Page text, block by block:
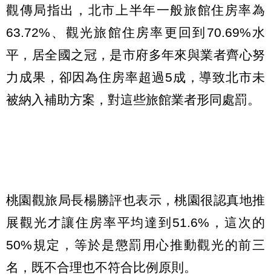
觀傳局指出，北市上半年一般旅館住房率為
63.72%、觀光旅館住房率更回到70.69%水
平，居全國之冠，是市府多年來與業者齊心努
力成果，卻因為住房率超過5成，導致北市未
被納入補助方案，對這些旅館業者形同處罰。
桃園觀旅局長楊勝評也表示，桃園很認真地推
展觀光才讓住房率平均達到51.6%，這次的
50%規定，等於是懲罰用心推動觀光的前三
名，既不合理也不符合比例原則。